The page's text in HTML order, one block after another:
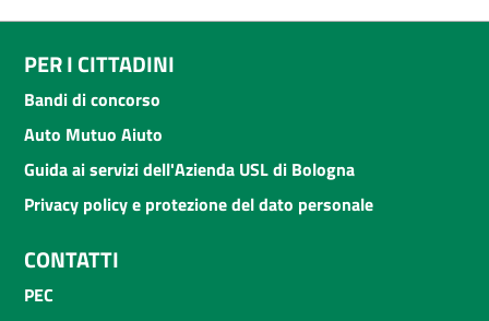
PER I CITTADINI
Bandi di concorso
Auto Mutuo Aiuto
Guida ai servizi dell'Azienda USL di Bologna
Privacy policy e protezione del dato personale
CONTATTI
PEC